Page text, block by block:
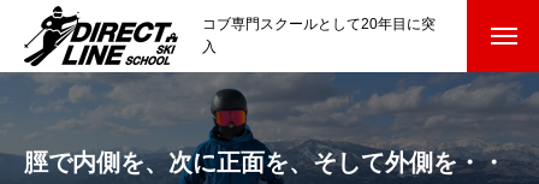
コブ専門スクールとして20年目に突
入
スクールについて知る Directline Ski School
コンセプトと開催スキー場
脛で内側を、次に正面を、そして外側を・・